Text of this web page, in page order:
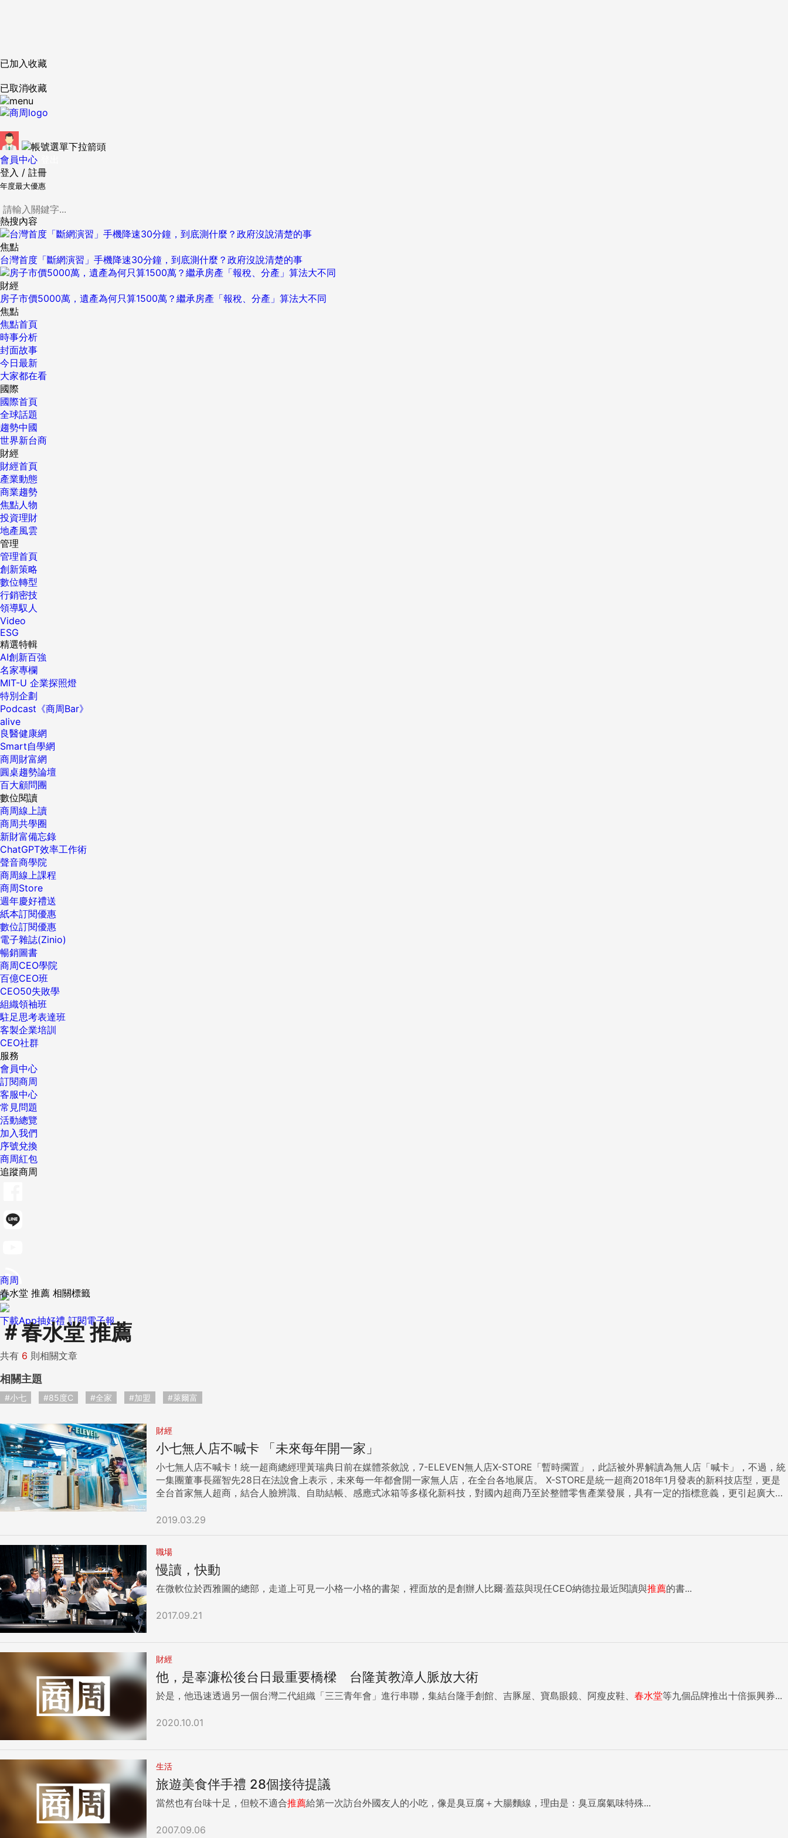
已加入收藏
已取消收藏
會員中心
登入 / 註冊
年度最大優惠
熱搜內容
焦點
台灣首度「斷網演習」手機降速30分鐘，到底測什麼？政府沒說清楚的事
財經
房子市價5000萬，遺產為何只算1500萬？繼承房產「報稅、分產」算法大不同
焦點
焦點首頁
時事分析
封面故事
今日最新
大家都在看
國際
國際首頁
全球話題
趨勢中國
世界新台商
財經
財經首頁
產業動態
商業趨勢
焦點人物
投資理財
地產風雲
管理
管理首頁
創新策略
數位轉型
行銷密技
領導馭人
Video
ESG
精選特輯
AI創新百強
名家專欄
MIT-U 企業探照燈
特別企劃
Podcast《商周Bar》
alive
良醫健康網
Smart自學網
商周財富網
圓桌趨勢論壇
百大顧問團
數位閱讀
商周線上讀
商周共學圈
新財富備忘錄
ChatGPT效率工作術
聲音商學院
商周線上課程
商周Store
週年慶好禮送
紙本訂閱優惠
數位訂閱優惠
電子雜誌(Zinio)
暢銷圖書
商周CEO學院
百億CEO班
CEO50失敗學
組織領袖班
駐足思考表達班
客製企業培訓
CEO社群
服務
會員中心
訂閱商周
客服中心
常見問題
活動總覽
加入我們
序號兌換
商周紅包
追蹤商周
下載App抽好禮 訂閱電子報
商周
春水堂 推薦 相關標籤
＃春水堂 推薦
共有 6 則相關文章
相關主題
#小七 #85度C #全家 #加盟 #萊爾富
財經
小七無人店不喊卡 「未來每年開一家」
小七無人店不喊卡！統一超商總經理黃瑞典日前在媒體茶敘說，7-ELEVEN無人店X-STORE「暫時擱置」，此話被外界解讀為無人店「喊卡」，不過，統
一集團董事長羅智先28日在法說會上表示，未來每一年都會開一家無人店，在全台各地展店。 X-STORE是統一超商2018年1月發表的新科技店型，更是
全台首家無人超商，結合人臉辨識、自助結帳、感應式冰箱等多樣化新科技，對國內超商乃至於整體零售產業發展，具有一定的指標意義，更引起廣大關
跤，甚至些微「澆熄」外界對無人店的想像或熱情。 不過，羅智先認為，無人店「本來就不是為我們這一代，而是為下一代而做」，但他說，不能等到下
事成本的議題，羅智先也強調，小七發展無人店並不是為降低成本，而是因應台灣人口一天比一天少，預防將來找不到人。 羅智先還說，經過測試，目前
一家店有30％的業務可不經過人處理，假設這30％人力可釋放出來，未來在資源配置上就有更多的思考空間，「這個不做我們永遠不知道」，所以未來
「還是會繼續做下去！」 此外，針對外界關注超商是否要維持24小時營業，羅智先說，事實上是「沒有24小時開店的條件」，他直言，如果沒有消費者
2019.03.29
職場
慢讀，快動
在微軟位於西雅圖的總部，走道上可見一小格一小格的書架，裡面放的是創辦人比爾‧蓋茲與現任CEO納德拉最近閱讀與推薦的書...
2017.09.21
財經
他，是辜濂松後台日最重要橋樑 台隆黃教漳人脈放大術
於是，他迅速透過另一個台灣二代組織「三三青年會」進行串聯，集結台隆手創館、吉豚屋、寶島眼鏡、阿瘦皮鞋、 春水堂等九個品牌推出十倍振興券...
2020.10.01
生活
旅遊美食伴手禮 28個接待提議
當然也有台味十足，但較不適合推薦給第一次訪台外國友人的小吃，像是臭豆腐＋大腸麵線，理由是：臭豆腐氣味特殊...
2007.09.06